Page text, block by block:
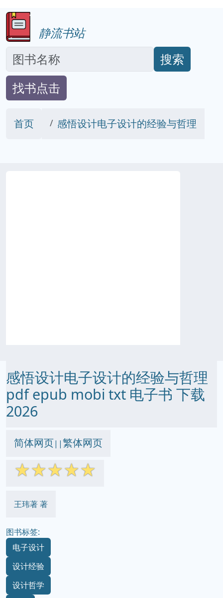
静流书站
搜索
找书点击
首页 感悟设计电子设计的经验与哲理
感悟设计电子设计的经验与哲理
pdf epub mobi txt 电子书 下载
2026
简体网页||繁体网页
☆☆☆☆☆
王玮著 著
图书标签:
电子设计
设计经验
设计哲学